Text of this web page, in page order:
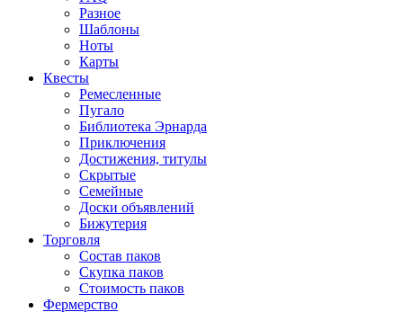
Разное
Шаблоны
Ноты
Карты
Квесты
Ремесленные
Пугало
Библиотека Эрнарда
Приключения
Достижения, титулы
Скрытые
Семейные
Доски объявлений
Бижутерия
Торговля
Состав паков
Скупка паков
Стоимость паков
Фермерство